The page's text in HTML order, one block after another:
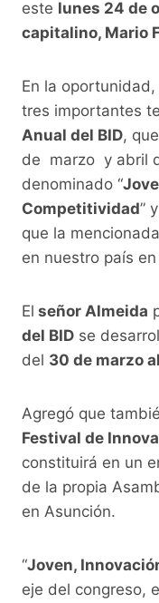
o
k
p
este lunes 24 de
capitalino, Mario
En la
tres importantes
Anual del BID,
de marzo y abril
denominado “
Competitividad”
que la
en nuestro país en
El señor Almeida
del BID se
del 30 de marzo
Agregó que
Festival de
constituirá en un
de la propia
en Asunción.
“Joven,
eje del congreso,